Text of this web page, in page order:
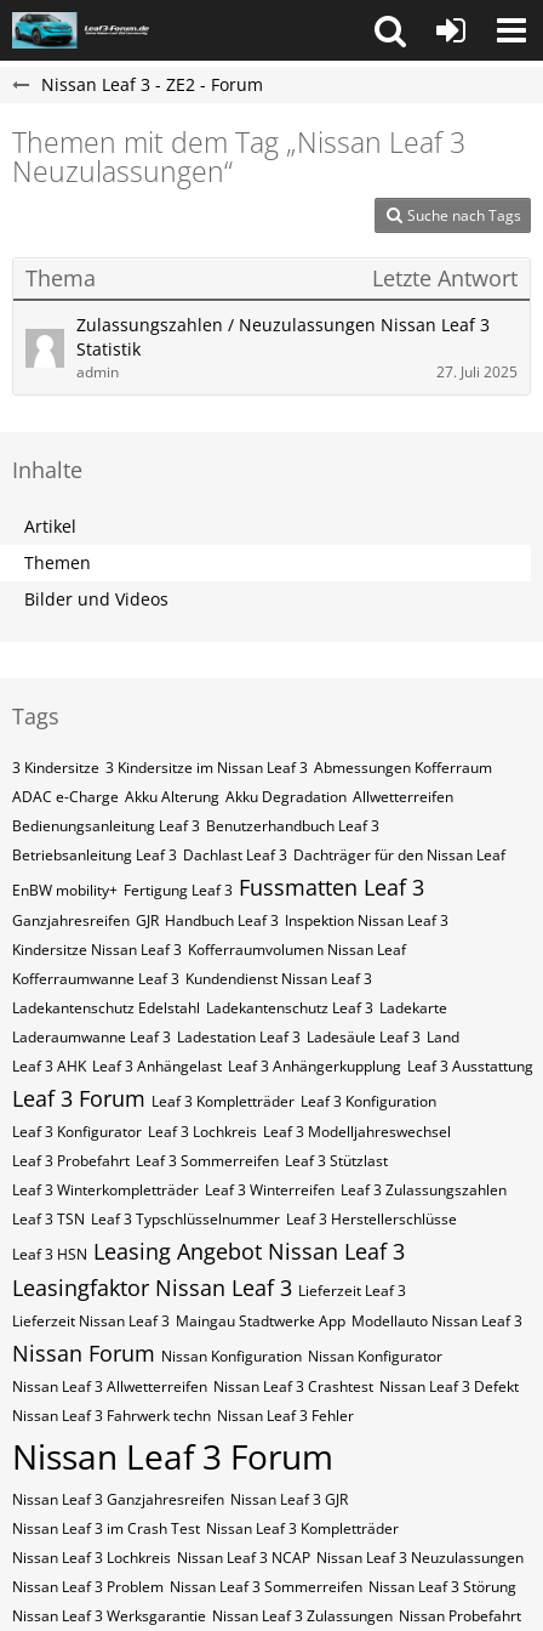
Nissan Leaf 3 - ZE2 - Forum
Themen mit dem Tag „Nissan Leaf 3
Neuzulassungen“
Suche nach Tags
Thema Letzte Antwort
Zulassungszahlen / Neuzulassungen Nissan Leaf 3
Statistik
admin 27. Juli 2025
Inhalte
Artikel
Themen
Bilder und Videos
Tags
3 Kindersitze 3 Kindersitze im Nissan Leaf 3 Abmessungen Kofferraum
ADAC e-Charge Akku Alterung Akku Degradation Allwetterreifen
Bedienungsanleitung Leaf 3 Benutzerhandbuch Leaf 3
Betriebsanleitung Leaf 3 Dachlast Leaf 3 Dachträger für den Nissan Leaf
EnBW mobility+ Fertigung Leaf 3 Fussmatten Leaf 3
Ganzjahresreifen GJR Handbuch Leaf 3 Inspektion Nissan Leaf 3
Kindersitze Nissan Leaf 3 Kofferraumvolumen Nissan Leaf
Kofferraumwanne Leaf 3 Kundendienst Nissan Leaf 3
Ladekantenschutz Edelstahl Ladekantenschutz Leaf 3 Ladekarte
Laderaumwanne Leaf 3 Ladestation Leaf 3 Ladesäule Leaf 3 Land
Leaf 3 AHK Leaf 3 Anhängelast Leaf 3 Anhängerkupplung Leaf 3 Ausstattung
Leaf 3 Forum Leaf 3 Kompletträder Leaf 3 Konfiguration
Leaf 3 Konfigurator Leaf 3 Lochkreis Leaf 3 Modelljahreswechsel
Leaf 3 Probefahrt Leaf 3 Sommerreifen Leaf 3 Stützlast
Leaf 3 Winterkompletträder Leaf 3 Winterreifen Leaf 3 Zulassungszahlen
Leaf 3​​​​ TSN Leaf 3​​​​ Typschlüsselnummer Leaf 3​​​​​ Herstellerschlüsse
Leaf 3​​​​​ HSN Leasing Angebot Nissan Leaf 3
Leasingfaktor Nissan Leaf 3 Lieferzeit Leaf 3
Lieferzeit Nissan Leaf 3 Maingau Stadtwerke App Modellauto Nissan Leaf 3
Nissan Forum Nissan Konfiguration Nissan Konfigurator
Nissan Leaf 3 Allwetterreifen Nissan Leaf 3 Crashtest Nissan Leaf 3 Defekt
Nissan Leaf 3 Fahrwerk techn Nissan Leaf 3 Fehler
Nissan Leaf 3 Forum
Nissan Leaf 3 Ganzjahresreifen Nissan Leaf 3 GJR
Nissan Leaf 3 im Crash Test Nissan Leaf 3 Kompletträder
Nissan Leaf 3 Lochkreis Nissan Leaf 3 NCAP Nissan Leaf 3 Neuzulassungen
Nissan Leaf 3 Problem Nissan Leaf 3 Sommerreifen Nissan Leaf 3 Störung
Nissan Leaf 3 Werksgarantie Nissan Leaf 3 Zulassungen Nissan Probefahrt